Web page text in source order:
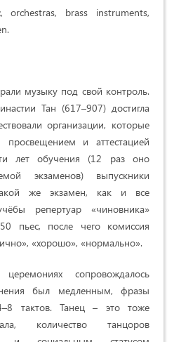
orchestras, brass instruments,
музыку под свой контроль.
Тан (617–907) достигла
организации, которые
просвещением и аттестацией
лет обучения (12 раз оно
экзаменов) выпускники
же экзамен, как и все
репертуар «чиновника»
пьес, после чего комиссия
«хорошо», «нормально».
сопровождалось
был медленным, фразы
тактов. Танец – это тоже
количество танцоров